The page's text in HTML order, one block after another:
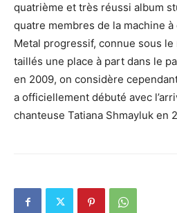
quatrième et très réussi album
quatre membres de la machine
Metal progressif, connue sous le
taillés une place à part dans le
en 2009, on considère
a officiellement débuté avec
chanteuse Tatiana Shmayluk en